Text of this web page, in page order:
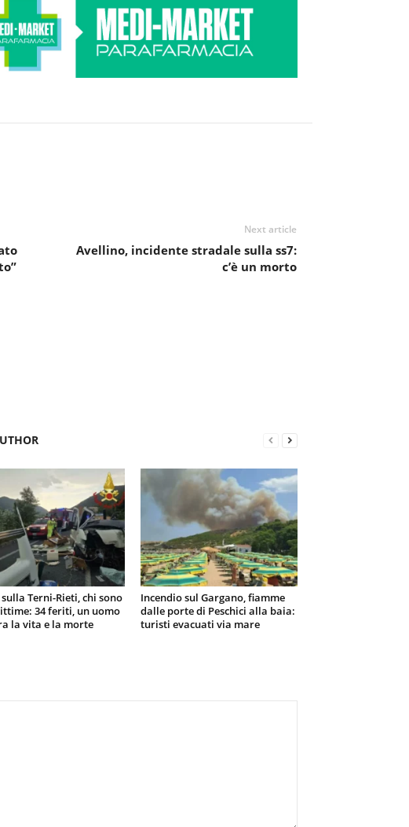
Next article
Avellino, incidente stradale sulla ss7:
c’è un morto
Terni-Rieti, chi sono
34 feriti, un uomo
la vita e la morte
Incendio sul Gargano, fiamme
dalle porte di Peschici alla baia:
turisti evacuati via mare